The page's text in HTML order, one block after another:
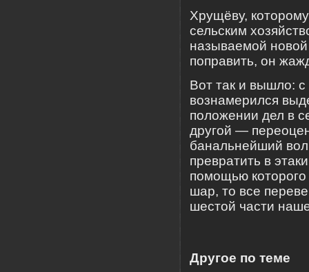
Хрущёву,
сельским
называемой
поправить, он
Вот так и вышло:
вознамерился
положении дел в
другой —
банальнейший
превратить в
помощью которого
шар, то все
шестой части
Другое по теме